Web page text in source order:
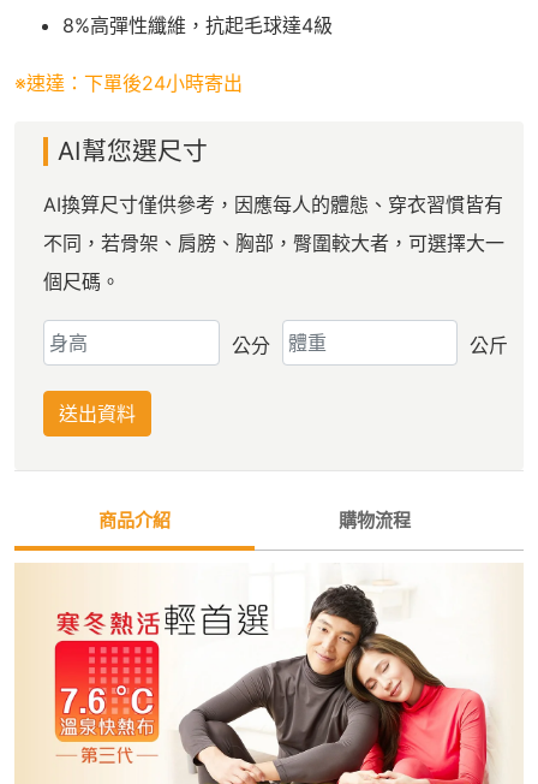
8%高彈性纖維，抗起毛球達4級
※速達：下單後24小時寄出
AI幫您選尺寸
AI換算尺寸僅供參考，因應每人的體態、穿衣習慣皆有
不同，若骨架、肩膀、胸部，臀圍較大者，可選擇大一
個尺碼。
公分 公斤
送出資料
商品介紹 購物流程